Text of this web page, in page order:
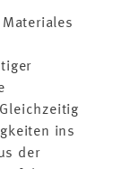
ins
der